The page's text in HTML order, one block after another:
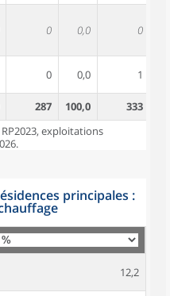
0 0,0 0
0 0,0 1
287 100,0 333
RP2023, exploitations
principales :
12,2